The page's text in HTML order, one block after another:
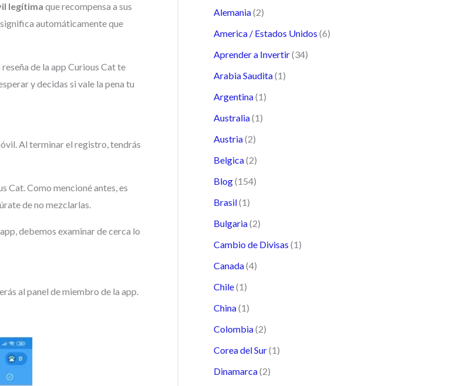
legítima que recompensa a sus
automáticamente que
de la app Curious Cat te
y decidas si vale la pena tu
Al terminar el registro, tendrás
Cat. Como mencioné antes, es
de no mezclarlas.
debemos examinar de cerca lo
al panel de miembro de la app.
Alemania(2)
America / Estados Unidos (6)
Aprender a Invertir(34)
Arabia Saudita(1)
Argentina(1)
Australia(1)
Austria(2)
Belgica(2)
Blog(154)
Brasil(1)
Bulgaria(2)
Cambio de Divisas (1)
Canada(4)
Chile(1)
China(1)
Colombia(2)
Corea del Sur(1)
Dinamarca(2)